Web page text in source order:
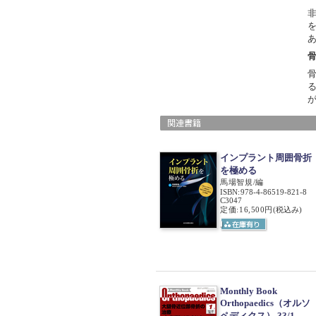
インプラント周囲骨折
を極める
馬場智規/編
ISBN:978-4-86519-821-8
C3047
定価:16,500円(税込み)
Monthly Book
Orthopaedics（オルソ